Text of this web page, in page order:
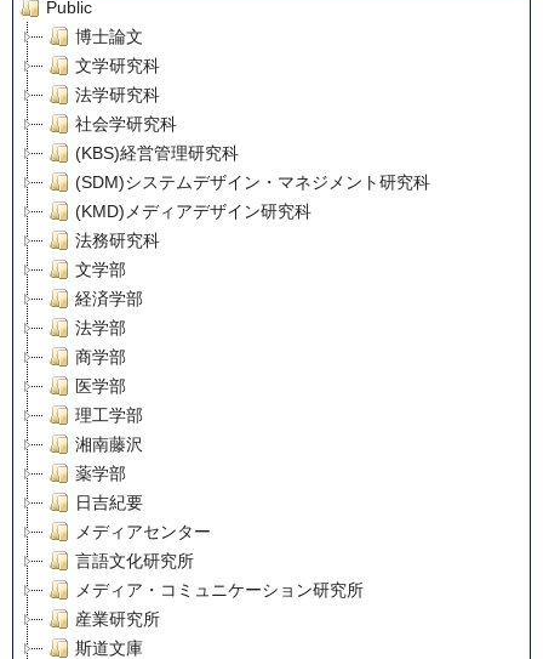
Public
博士論文
文学研究科
法学研究科
社会学研究科
(KBS)経営管理研究科
(SDM)システムデザイン・マネジメント研究科
(KMD)メディアデザイン研究科
法務研究科
文学部
経済学部
法学部
商学部
医学部
理工学部
湘南藤沢
薬学部
日吉紀要
メディアセンター
言語文化研究所
メディア・コミュニケーション研究所
産業研究所
斯道文庫